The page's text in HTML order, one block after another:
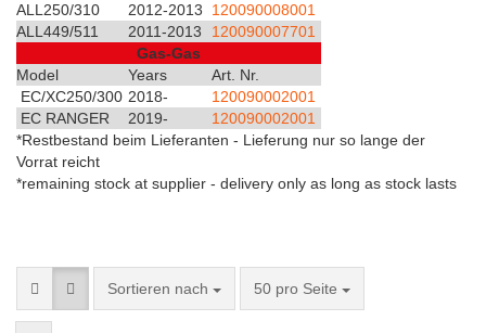
ALL250/310
2012-2013
120090008001
ALL449/511
2011-2013
120090007701
Gas-Gas
Model
Years
Art. Nr.
EC/XC250/300 2018-
120090002001
EC RANGER
2019-
120090002001
*Restbestand beim Lieferanten - Lieferung nur so lange der
Vorrat reicht
*remaining stock at supplier - delivery only as long as stock lasts
Sortieren nach 50 pro Seite